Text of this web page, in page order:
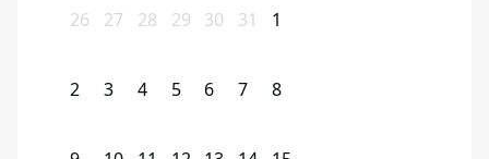
26 27 28 29 30 31 1
2 3 4 5 6 7 8